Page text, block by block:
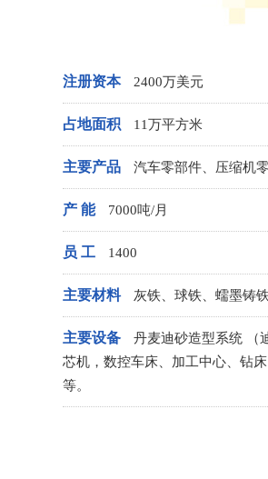
注册资本 2400万美元
占地面积 11万平方米
主要产品 汽车零部件、压缩机
产 能 7000吨/月
员 工 1400
主要材料 灰铁、球铁、蠕墨铸
主要设备
丹麦迪砂造型系统 （
芯机，数控车床、加工中心、钻
等。